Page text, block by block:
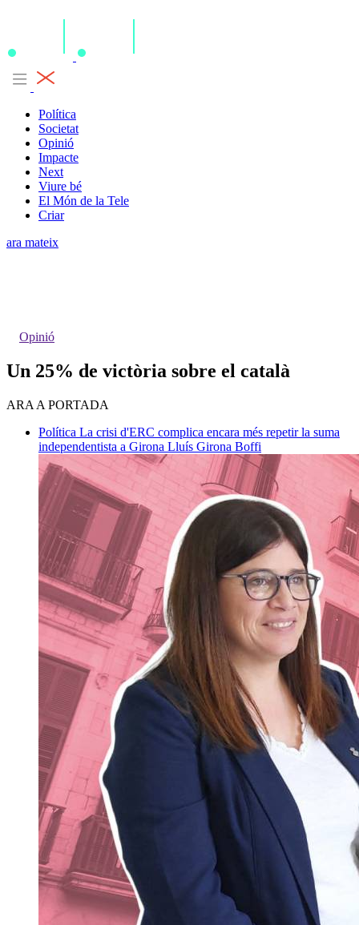
Política
Societat
Opinió
Impacte
Next
Viure bé
El Món de la Tele
Criar
ara mateix
Opinió
Un 25% de victòria sobre el català
ARA A PORTADA
Política La crisi d'ERC complica encara més repetir la suma
independentista a Girona Lluís Girona Boffi